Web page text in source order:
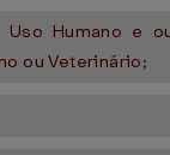
Humano e
ou Veterinário;